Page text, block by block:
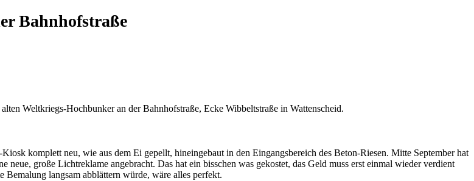
Bahnhofstraße
Weltkriegs-Hochbunker an der Bahnhofstraße, Ecke Wibbeltstraße in Wattenscheid.
komplett neu, wie aus dem Ei gepellt, hineingebaut in den Eingangsbereich des Beton-Riesen. Mitte September hat
große Lichtreklame angebracht. Das hat ein bisschen was gekostet, das Geld muss erst einmal wieder verdient
langsam abblättern würde, wäre alles perfekt.